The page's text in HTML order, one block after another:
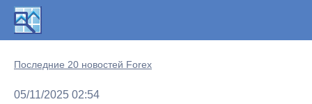
Последние 20 новостей Forex
05/11/2025 02:54